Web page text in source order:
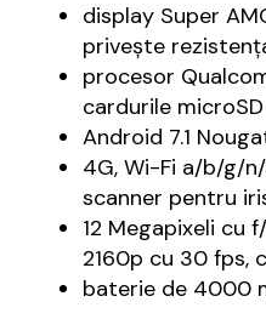
display Super
privește
procesor
cardurile
Android 7.1
4G, Wi-Fi a/b/g/
scanner pentru
12 Megapixeli cu
2160p cu 30 fps,
baterie de 4000